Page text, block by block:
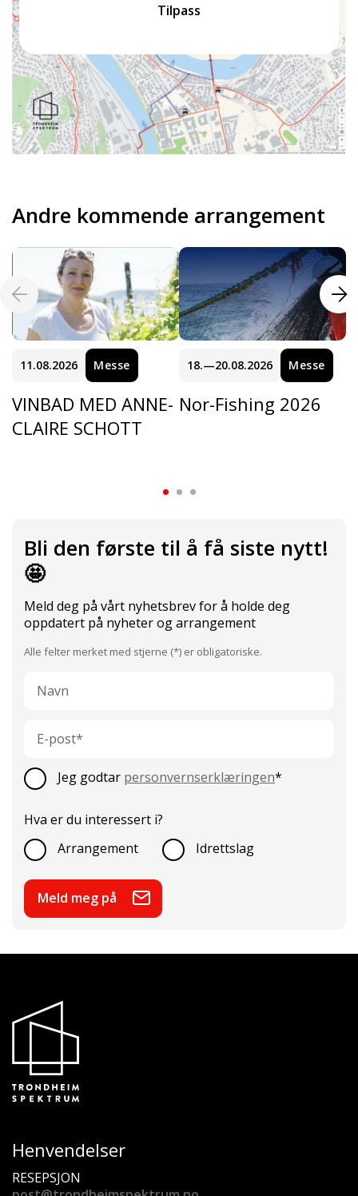
Andre kommende arrangement
11.08.2026 Messe
VINBAD MED ANNE-
CLAIRE SCHOTT
18.—20.08.2026 Messe
Nor-Fishing 2026
Bli den første til å få siste nytt!
🤩
Meld deg på vårt nyhetsbrev for å holde deg
oppdatert på nyheter og arrangement
Alle felter merket med stjerne (*) er obligatoriske.
post
Jeg godtar personvernserklæringen*
Hva er du interessert i?
Arrangement
Idrettslag
Meld meg på
Henvendelser
RESEPSJON
Tilpass